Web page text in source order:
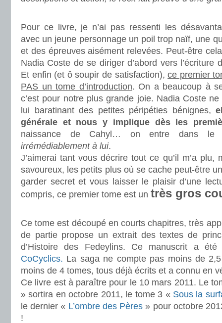
Pour ce livre, je n’ai pas ressenti les
avec un jeune personnage un poil trop naïf, une
et des épreuves aisément relevées. Peut-être
Nadia Coste de se diriger d’abord vers l’écriture
Et enfin (et ô soupir de satisfaction),ce premier
PAS un tome d’introduction. On a beaucoup à
c’est pour notre plus grande joie. Nadia Coste
lui baratinant des petites péripéties bénignes,
générale et nous y implique dès les
naissance de Cahyl… on entre dans
irrémédiablement à lui.
J’aimerai tant vous décrire tout ce qu’il m’a plu,
savoureux, les petits plus où se cache peut-être
garder secret et vous laisser le plaisir d’une
compris, ce premier tome est un très gros
Ce tome est découpé en courts chapitres, très
de partie propose un extrait des textes de
d’Histoire des Fedeylins. Ce manuscrit a
CoCyclics. La saga ne compte pas moins de
moins de 4 tomes, tous déjà écrits et a connu en
Ce livre est à paraître pour le 10 mars 2011. Le
» sortira en octobre 2011, le tome 3 « Sous la
le dernier « L’ombre des Pères » pour octobre
!